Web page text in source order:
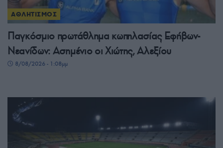
ΑΘΛΗΤΙΣΜΟΣ
Παγκόσμιο πρωτάθλημα κωπηλασίας Εφήβων-
Νεανίδων: Ασημένιο οι Χιώτης, Αλεξίου
8/08/2026 - 1:08μμ